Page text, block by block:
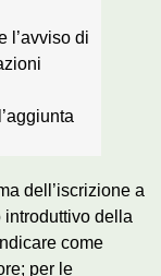
l’avviso di
dell’iscrizione a
introduttivo della
come
per le